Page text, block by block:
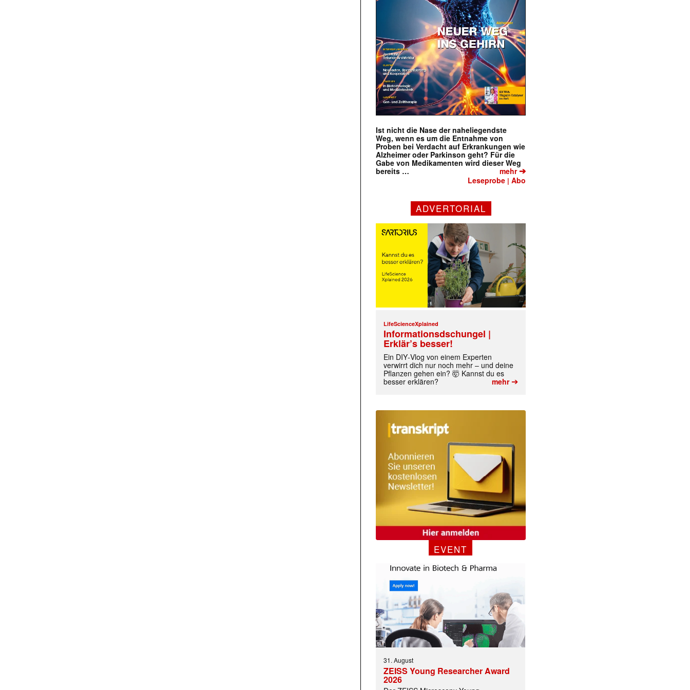
Ist nicht die Nase der naheliegendste
Weg, wenn es um die Entnahme von
Proben bei Verdacht auf Erkrankungen wie
Alzheimer oder Parkinson geht? Für die
Gabe von Medikamenten wird dieser Weg
bereits …
mehr➔
Leseprobe |Abo
ADVERTORIAL
LifeScienceXplained
Informationsdschungel |
Erklär’s besser!
Ein DIY‑Vlog von einem Experten
verwirrt dich nur noch mehr – und deine
Pflanzen gehen ein? 🤯 Kannst du es
besser erklären?
mehr➔
EVENT
31. August
ZEISS Young Researcher Award
2026